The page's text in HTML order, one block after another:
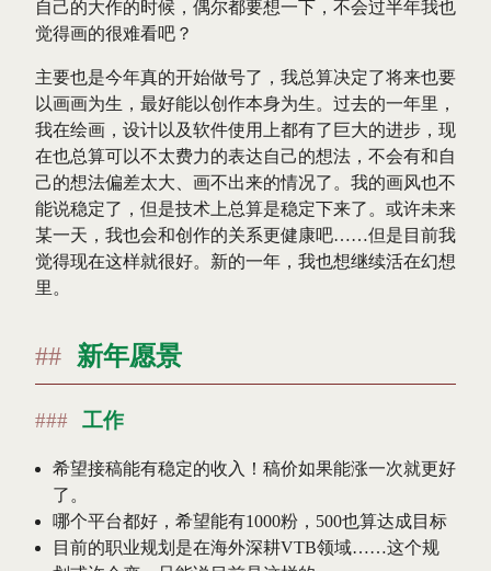
自己的大作的时候，偶尔都要想一下，不会过半年我也
觉得画的很难看吧？
主要也是今年真的开始做号了，我总算决定了将来也要
以画画为生，最好能以创作本身为生。过去的一年里，
我在绘画，设计以及软件使用上都有了巨大的进步，现
在也总算可以不太费力的表达自己的想法，不会有和自
己的想法偏差太大、画不出来的情况了。我的画风也不
能说稳定了，但是技术上总算是稳定下来了。或许未来
某一天，我也会和创作的关系更健康吧……但是目前我
觉得现在这样就很好。新的一年，我也想继续活在幻想
里。
新年愿景
工作
希望接稿能有稳定的收入！稿价如果能涨一次就更好
了。
哪个平台都好，希望能有1000粉，500也算达成目标
目前的职业规划是在海外深耕VTB领域……这个规